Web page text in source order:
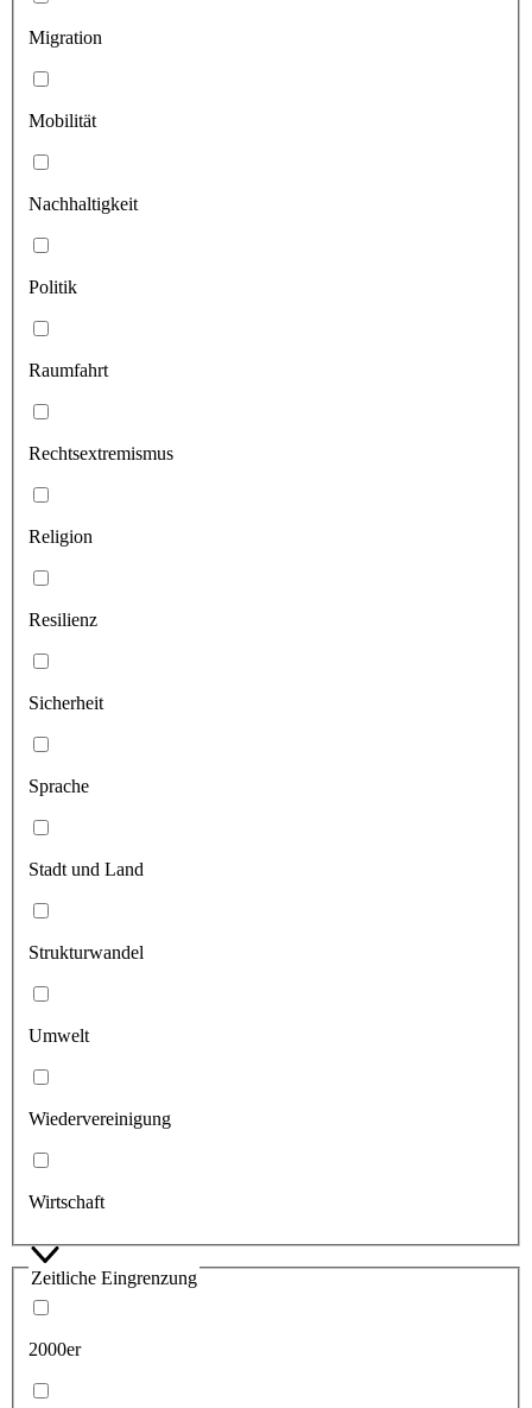
Migration
Mobilität
Nachhaltigkeit
Politik
Raumfahrt
Rechtsextremismus
Religion
Resilienz
Sicherheit
Sprache
Stadt und Land
Strukturwandel
Umwelt
Wiedervereinigung
Wirtschaft
Zeitliche Eingrenzung
2000er